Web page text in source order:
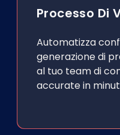
Processo Di
Automatizza
generazione di
al tuo team di
accurate in